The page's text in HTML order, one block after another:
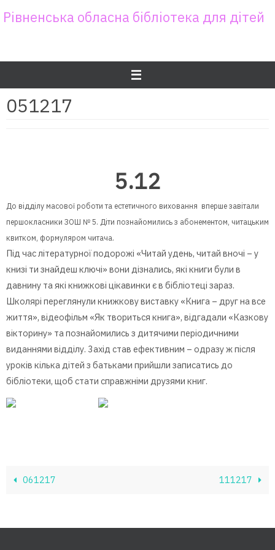
toРівненська обласна бібліотека для дітей
051217
5.12
До відділу масової роботи та естетичного виховання вперше завітали
першокласники ЗОШ № 5. Діти познайомились з абонементом, читацьким
квитком, формуляром читача.
Під час літературної подорожі «Читай удень, читай вночі – у
книзі ти знайдеш ключі» вони дізнались, які книги були в
давнину та які книжкові цікавинки є в бібліотеці зараз.
Школярі переглянули книжкову виставку «Книга – друг на все
життя», відеофільм «Як твориться книга», відгадали «Казкову
вікторину» та познайомились з дитячими періодичними
виданнями відділу. 3ахід став ефективним – одразу ж після
уроків кілька дітей з батьками прийшли записатись до
бібліотеки, щоб стати справжніми друзями книг.
061217 111217